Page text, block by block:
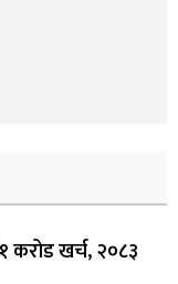
करोड खर्च, २०८३